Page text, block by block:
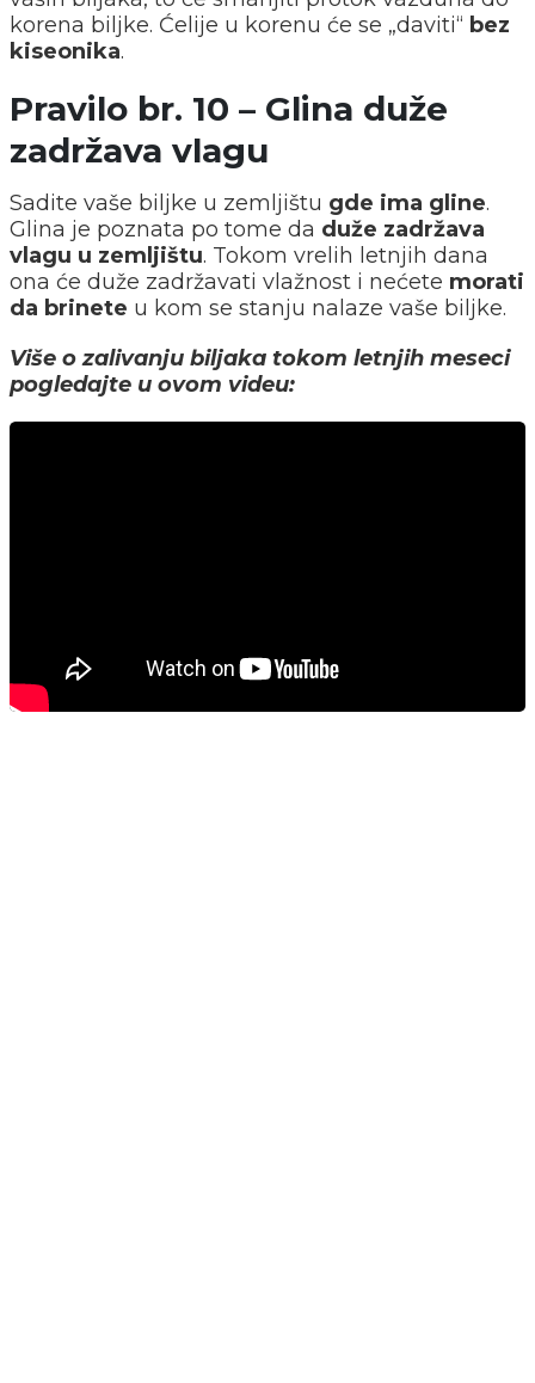
korena biljke. Ćelije u korenu će se „daviti“ bez
kiseonika.
Pravilo br. 10 – Glina duže
zadržava vlagu
Sadite vaše biljke u zemljištu gde ima gline.
Glina je poznata po tome da duže zadržava
vlagu u zemljištu. Tokom vrelih letnjih dana
ona će duže zadržavati vlažnost i nećete morati
da brinete u kom se stanju nalaze vaše biljke.
Više o zalivanju biljaka tokom letnjih meseci
pogledajte u ovom videu: